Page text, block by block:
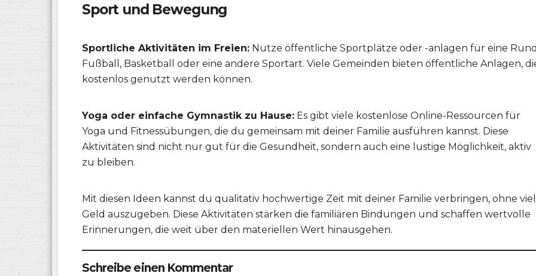
Sport und Bewegung
Sportliche Aktivitäten im Freien: Nutze öffentliche Sportplätze oder -anlagen für eine
Fußball, Basketball oder eine andere Sportart. Viele Gemeinden bieten öffentliche Anlagen,
kostenlos genutzt werden können.
Yoga oder einfache Gymnastik zu Hause: Es gibt viele kostenlose Online-Ressourcen für
Yoga und Fitnessübungen, die du gemeinsam mit deiner Familie ausführen kannst. Diese
Aktivitäten sind nicht nur gut für die Gesundheit, sondern auch eine lustige Möglichkeit, aktiv
zu bleiben.
Mit diesen Ideen kannst du qualitativ hochwertige Zeit mit deiner Familie verbringen, ohne viel
Geld auszugeben. Diese Aktivitäten stärken die familiären Bindungen und schaffen wertvolle
Erinnerungen, die weit über den materiellen Wert hinausgehen.
Schreibe einen Kommentar